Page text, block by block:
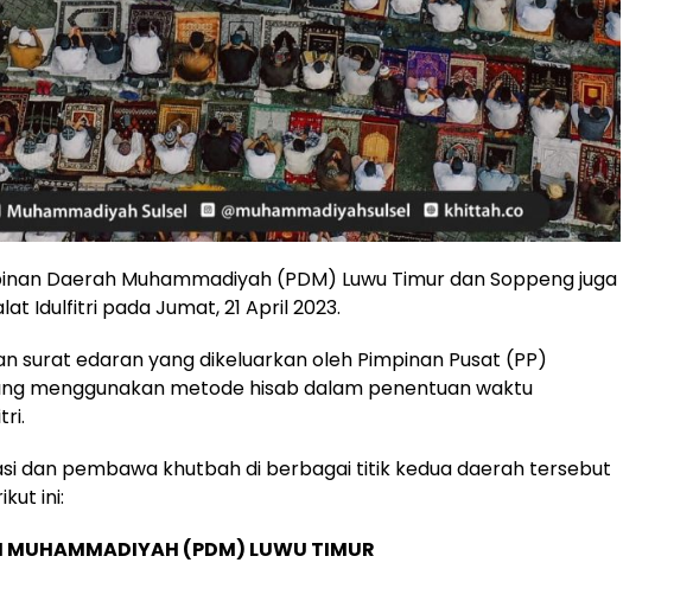
Daerah Muhammadiyah (PDM) Luwu Timur dan Soppeng juga
Idulfitri pada Jumat, 21 April 2023.
surat edaran yang dikeluarkan oleh Pimpinan Pusat (PP)
menggunakan metode hisab dalam penentuan waktu
dan pembawa khutbah di berbagai titik kedua daerah tersebut
ini:
MUHAMMADIYAH (PDM) LUWU TIMUR